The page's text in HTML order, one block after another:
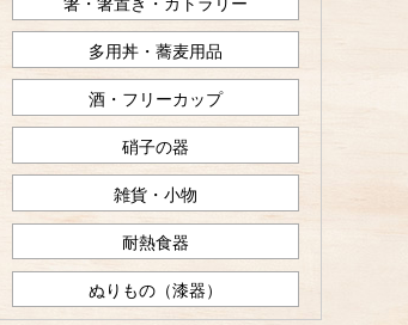
多用丼・蕎麦用品
酒・フリーカップ
硝子の器
雑貨・小物
耐熱食器
ぬりもの（漆器）